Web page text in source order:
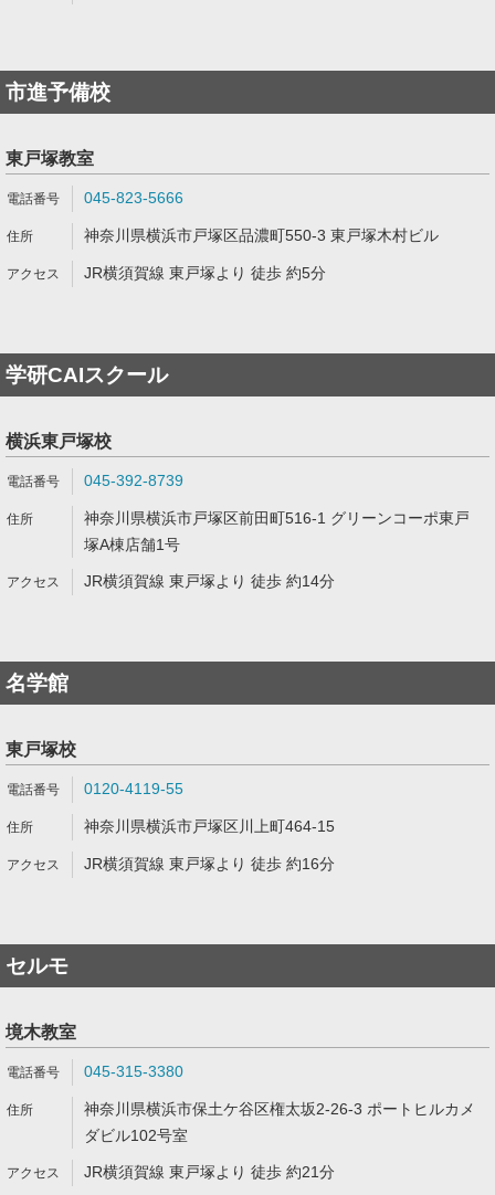
市進予備校
東戸塚教室
045-823-5666
神奈川県横浜市戸塚区品濃町550-3 東戸塚木村ビル
JR横須賀線 東戸塚より 徒歩 約5分
学研CAIスクール
横浜東戸塚校
045-392-8739
神奈川県横浜市戸塚区前田町516-1 グリーンコーポ東戸
塚A棟店舗1号
JR横須賀線 東戸塚より 徒歩 約14分
名学館
東戸塚校
0120-4119-55
神奈川県横浜市戸塚区川上町464-15
JR横須賀線 東戸塚より 徒歩 約16分
セルモ
境木教室
045-315-3380
神奈川県横浜市保土ケ谷区権太坂2-26-3 ポートヒルカメ
ダビル102号室
JR横須賀線 東戸塚より 徒歩 約21分